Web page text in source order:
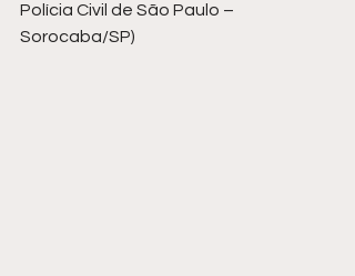
Polícia Civil de São Paulo –
Sorocaba/SP)